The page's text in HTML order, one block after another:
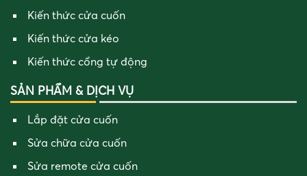
Kiến thức cửa cuốn
Kiến thức cửa kéo
Kiến thức cổng tự động
SẢN PHẨM & DỊCH VỤ
Lắp đặt cửa cuốn
Sửa chữa cửa cuốn
Sửa remote cửa cuốn